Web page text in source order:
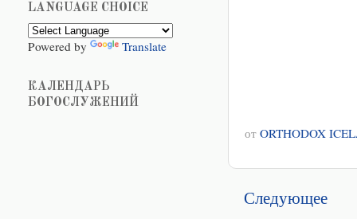
от ORTHODOX
Следующее
LANGUAGE CHOICE
Powered by Translate
КАЛЕНДАРЬ
БОГОСЛУЖЕНИЙ